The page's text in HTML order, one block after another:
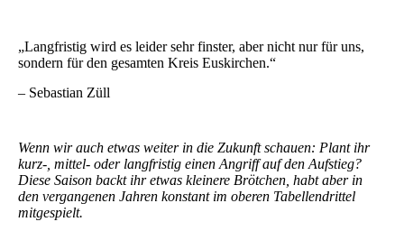
„Langfristig wird es leider sehr finster, aber nicht nur für uns,
sondern für den gesamten Kreis Euskirchen.“
– Sebastian Züll
Wenn wir auch etwas weiter in die Zukunft schauen: Plant ihr
kurz-, mittel- oder langfristig einen Angriff auf den Aufstieg?
Diese Saison backt ihr etwas kleinere Brötchen, habt aber in
den vergangenen Jahren konstant im oberen Tabellendrittel
mitgespielt.